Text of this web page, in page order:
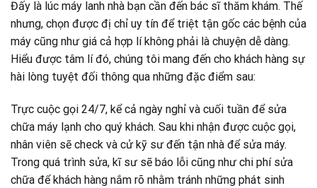
Đấy là lúc máy lanh nhà bạn cần đến bác sĩ thăm khám. Thế
nhưng, chọn được đị chỉ uy tín để triệt tận gốc các bệnh của
máy cũng như giá cả hợp lí không phải là chuyện dễ dàng.
Hiểu được tâm lí đó, chúng tôi mang đến cho khách hàng sự
hài lòng tuyệt đối thông qua những đặc điểm sau:
Trực cuộc gọi 24/7, kể cả ngày nghỉ và cuối tuần để sửa
chữa máy lạnh cho quý khách. Sau khi nhận được cuộc gọi,
nhân viên sẽ check và cử kỹ sư đến tận nhà để sửa máy.
Trong quá trình sửa, kĩ sư sẽ báo lỗi cũng như chi phí sửa
chữa để khách hàng nắm rõ nhằm tránh những phát sinh